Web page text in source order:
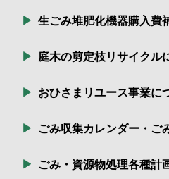
生ごみ堆肥化機器購入費
庭木の剪定枝リサイクル
おひさまリユース事業に
ごみ収集カレンダー・ご
ごみ・資源物処理各種計